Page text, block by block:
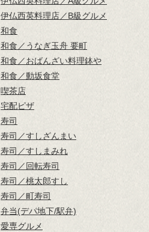
伊仏西英料理店／B級グルメ
和食
和食／うなぎ玉舟 要町
和食／おばんざい料理鉢や
和食／動坂食堂
喫茶店
宅配ピザ
寿司
寿司／すしざんまい
寿司／すしまみれ
寿司／回転寿司
寿司／桃太郎すし
寿司／町寿司
弁当(デパ地下/駅弁)
愛専グルメ